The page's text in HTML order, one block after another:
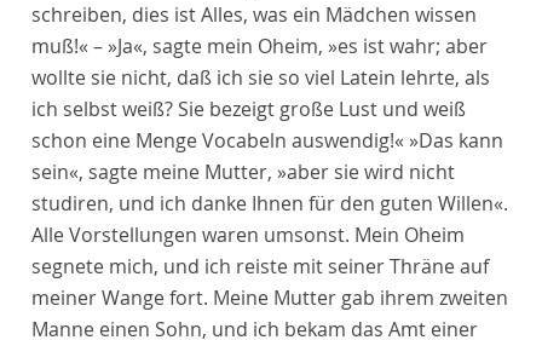
schreiben, dies ist Alles, was ein Mädchen wissen
muß!« – »Ja«, sagte mein Oheim, »es ist wahr; aber
wollte sie nicht, daß ich sie so viel Latein lehrte, als
ich selbst weiß? Sie bezeigt große Lust und weiß
schon eine Menge Vocabeln auswendig!« »Das kann
sein«, sagte meine Mutter, »aber sie wird nicht
studiren, und ich danke Ihnen für den guten Willen«.
Alle Vorstellungen waren umsonst. Mein Oheim
segnete mich, und ich reiste mit seiner Thräne auf
meiner Wange fort. Meine Mutter gab ihrem zweiten
Manne einen Sohn, und ich bekam das Amt einer